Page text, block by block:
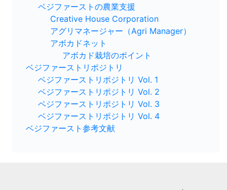
ベジファーストの農業支援
Creative House Corporation
アグリマネージャー（Agri Manager）
アボカドネット
アボカド栽培のポイント
ベジファーストリポジトリ
ベジファーストリポジトリ Vol. 1
ベジファーストリポジトリ Vol. 2
ベジファーストリポジトリ Vol. 3
ベジファーストリポジトリ Vol. 4
ベジファースト参考文献